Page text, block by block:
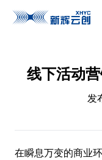
线下活动
发
在瞬息万变的商业